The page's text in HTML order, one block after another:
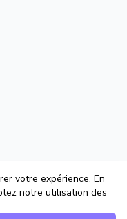
votre expérience. En
notre utilisation des